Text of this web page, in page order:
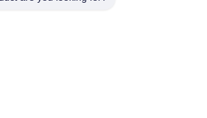
Μέρη αναστολής